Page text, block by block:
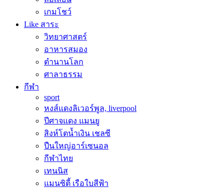
เกมโชว์
Like สาระ
วิทยาศาสตร์
อาหารสมอง
ตำนานโลก
ศาลาธรรม
กีฬา
sport
หงส์แดงลิเวอร์พูล, liverpool
ปีศาจแดง แมนยู
สิงห์โตน้ำเงิน เชลซี
ปืนใหญ่อาร์เซนอล
กีฬาไทย
เทนนิส
แมนซิตี้ เรือใบสีฟ้า